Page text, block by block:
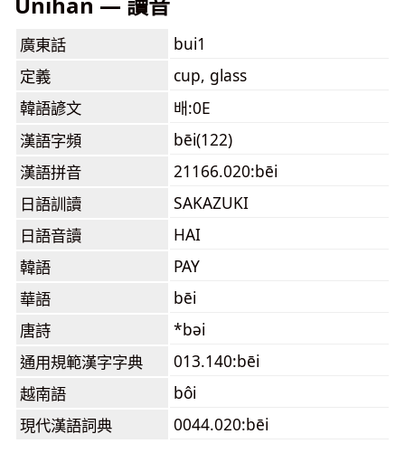
廣東話
bui1
定義
cup, glass
韓語諺文
배:0E
漢語字頻
bēi(122)
漢語拼音
21166.020:bēi
日語訓讀
SAKAZUKI
日語音讀
HAI
韓語
PAY
華語
bēi
唐詩
*bəi
通用規範漢字字典
013.140:bēi
越南語
bôi
現代漢語詞典
0044.020:bēi